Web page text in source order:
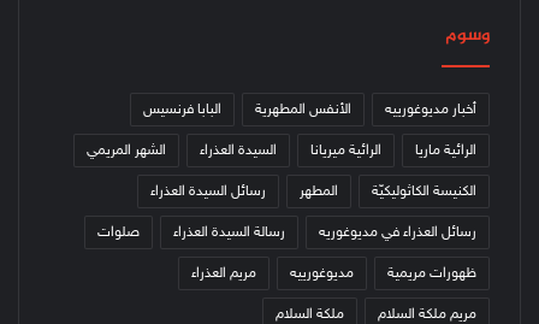
وسوم
أخبار مديوغورييه الأنفس المطهرية البابا فرنسيس
الرائية ماريا الرائية ميريانا السيدة العذراء الشهر المريمي
الكنيسة الكاثوليكيّة المطهر رسائل السيدة العذراء
رسائل العذراء في مديوغوريه رسالة السيدة العذراء صلوات
ظهورات مريمية مديوغورييه مريم العذراء
مريم ملكة السلام ملكة السلام